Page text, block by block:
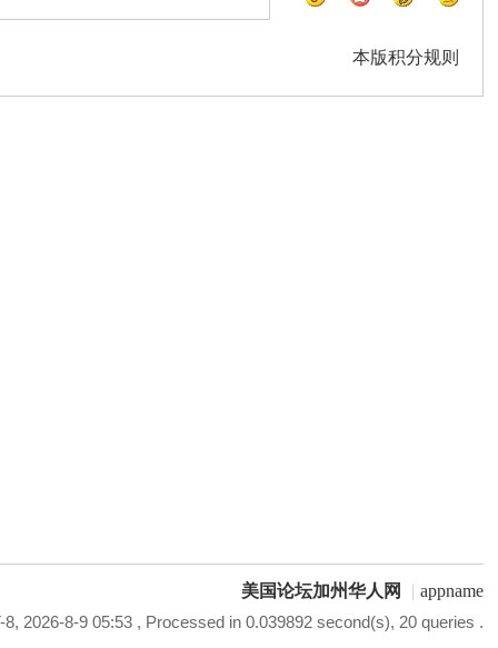
本版积分规则
美国论坛加州华人网 | appname
8, 2026-8-9 05:53, Processed in 0.039892 second(s), 20 queries .